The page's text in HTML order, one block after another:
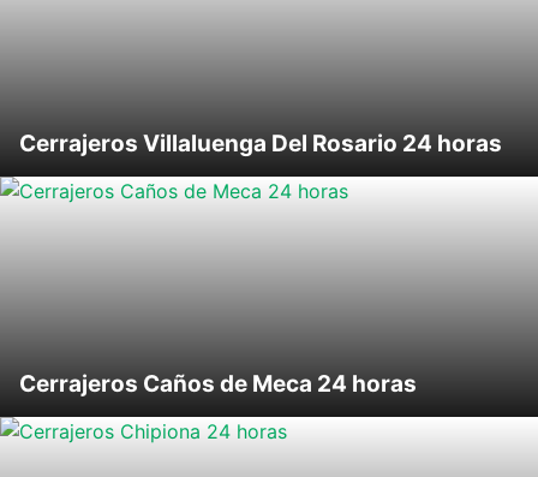
Cerrajeros Villaluenga Del Rosario 24 horas
Cerrajeros Caños de Meca 24 horas